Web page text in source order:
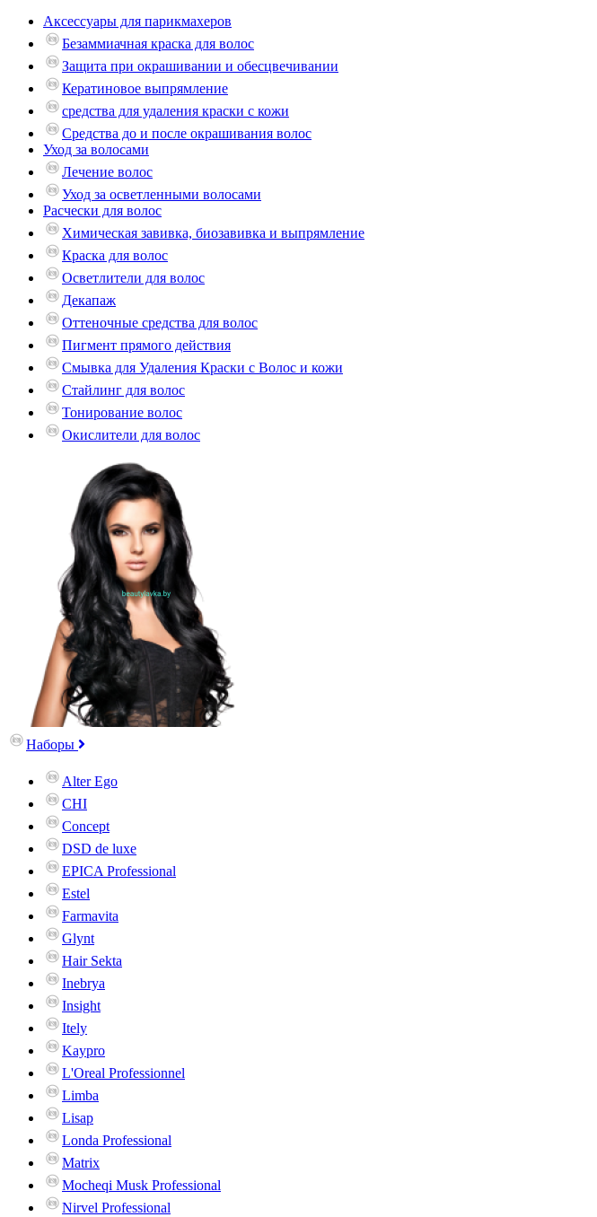
Аксессуары для парикмахеров
Безаммиачная краска для волос
Защита при окрашивании и обесцвечивании
Кератиновое выпрямление
средства для удаления краски с кожи
Средства до и после окрашивания волос
Уход за волосами
Лечение волос
Уход за осветленными волосами
Расчески для волос
Химическая завивка, биозавивка и выпрямление
Краска для волос
Осветлители для волос
Декапаж
Оттеночные средства для волос
Пигмент прямого действия
Смывка для Удаления Краски с Волос и кожи
Стайлинг для волос
Тонирование волос
Окислители для волос
Наборы
Alter Ego
CHI
Concept
DSD de luxe
EPICA Professional
Estel
Farmavita
Glynt
Hair Sekta
Inebrya
Insight
Itely
Kaypro
L'Oreal Professionnel
Limba
Lisap
Londa Professional
Matrix
Mocheqi Musk Professional
Nirvel Professional